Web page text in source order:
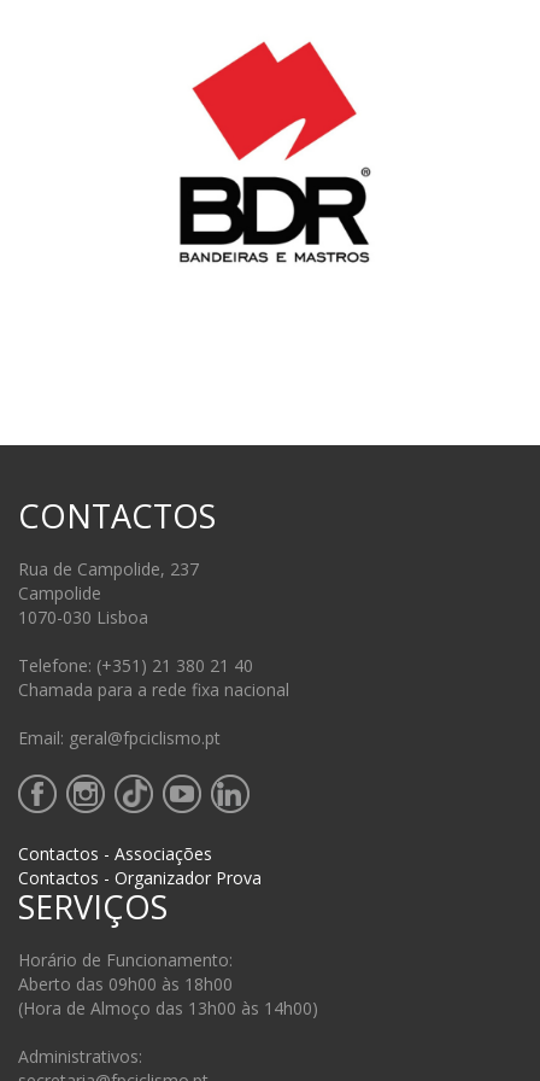
CONTACTOS
Rua de Campolide, 237
Campolide
1070-030 Lisboa
Telefone: (+351) 21 380 21 40
Chamada para a rede fixa nacional
Email: geral@fpciclismo.pt
Contactos - Associações
Contactos - Organizador Prova
SERVIÇOS
Horário de Funcionamento:
Aberto das 09h00 às 18h00
(Hora de Almoço das 13h00 às 14h00)
Administrativos: